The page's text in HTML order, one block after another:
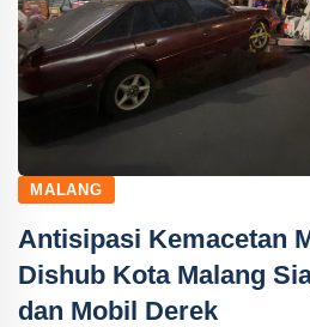
MALANG
Antisipasi Kemacetan
Dishub Kota Malang
dan Mobil Derek